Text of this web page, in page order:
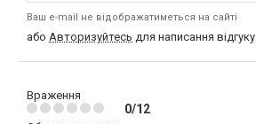
Ваш e-mail не відображатиметься на сайті
або Авторизуйтесь для написання відгуку
Враження
0/12